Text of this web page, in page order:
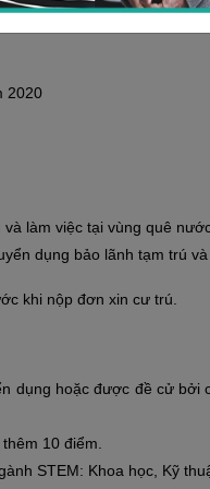
2020
làm việc tại vùng quê
dụng bảo lãnh tạm trú
khi nộp đơn xin cư trú.
dụng hoặc được đề cử
10 điểm.
STEM: Khoa học, Kỹ